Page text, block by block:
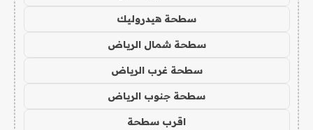
سطحة هيدروليك
سطحة شمال الرياض
سطحة غرب الرياض
سطحة جنوب الرياض
اقرب سطحة